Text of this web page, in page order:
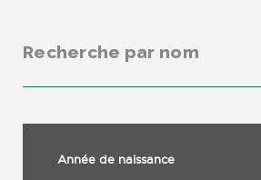
Année de naissance